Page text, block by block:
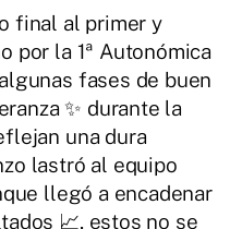
final al primer y
por la 1ª Autonómica
fases de buen
✨ durante la
una dura
lastró al equipo
llegó a encadenar
📈, estos no se